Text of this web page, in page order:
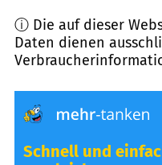
ⓘ Die auf dieser
Daten dienen
Schnell und